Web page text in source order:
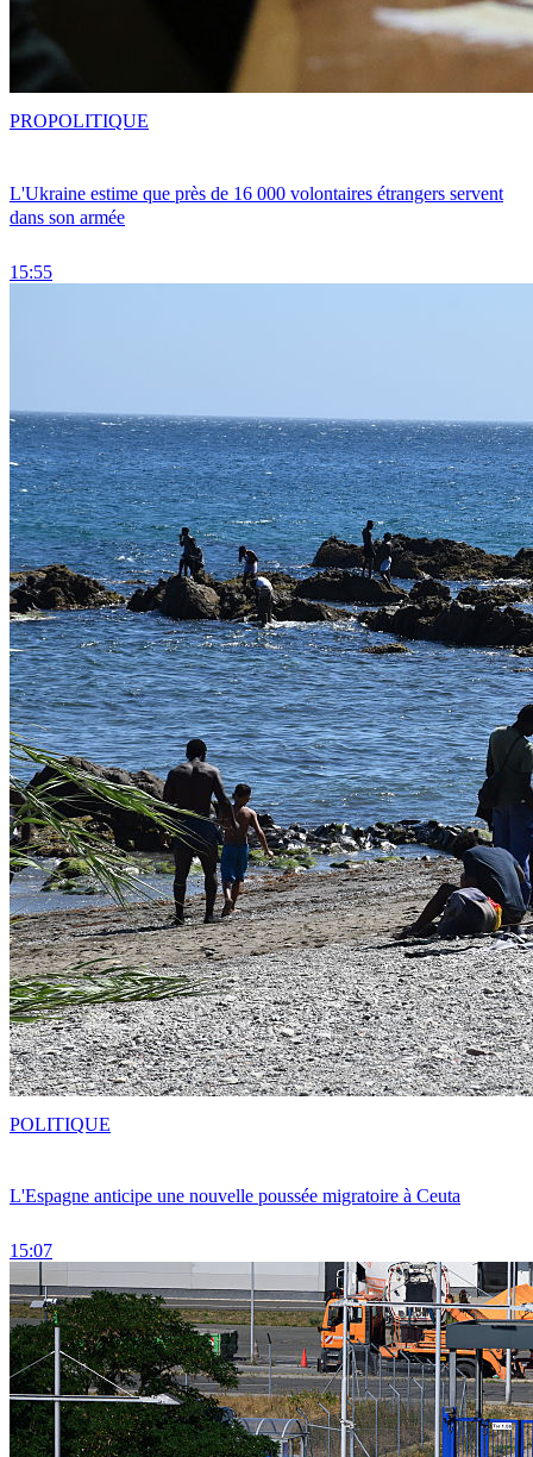
L'Ukraine estime que près de 16 000 volontaires étrangers servent
dans son armée
15:55
PROPOLITIQUE
L'Espagne anticipe une nouvelle poussée migratoire à Ceuta
15:07
POLITIQUE